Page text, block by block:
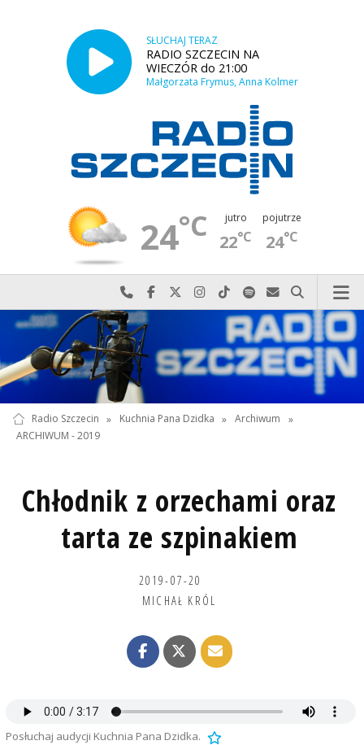
SŁUCHAJ TERAZ
RADIO SZCZECIN NA
WIECZÓR do 21:00
Małgorzata Frymus, Anna Kolmer
24°C jutro
22°C
pojutrze
24°C
Najlepiej po prostu do nas zadzwoń
Odwiedź nas na Facebook-u
Odwiedź nas na X
Odwiedź nas na Instagram-ie
Odwiedź nas na TikTok-u
Szukaj nas na Spotify
Wyślij do nas
Szukaj
Radio Szczecin » Kuchnia Pana Dzidka » Archiwum
»
ARCHIWUM - 2019
Chłodnik z orzechami oraz
tarta ze szpinakiem
2019-07-20
MICHAŁ KRÓL
Posłuchaj audycji Kuchnia Pana Dzidka.